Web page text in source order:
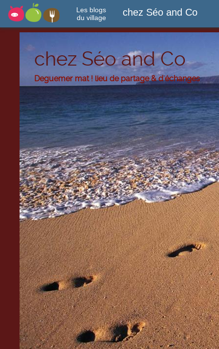
Les blogs
du village
chez Séo and Co
chez Séo and Co
Deguemer mat ! lieu de partage & d'échanges